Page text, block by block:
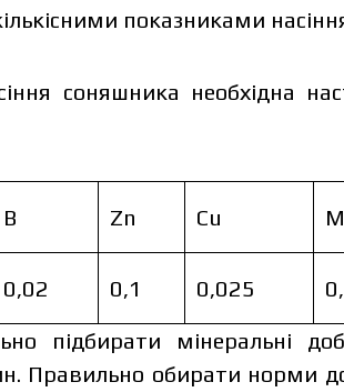
показниками
соняшника необхідна
B Zn Cu
0,02 0,1 0,025
підбирати мінеральні
Правильно обирати норми